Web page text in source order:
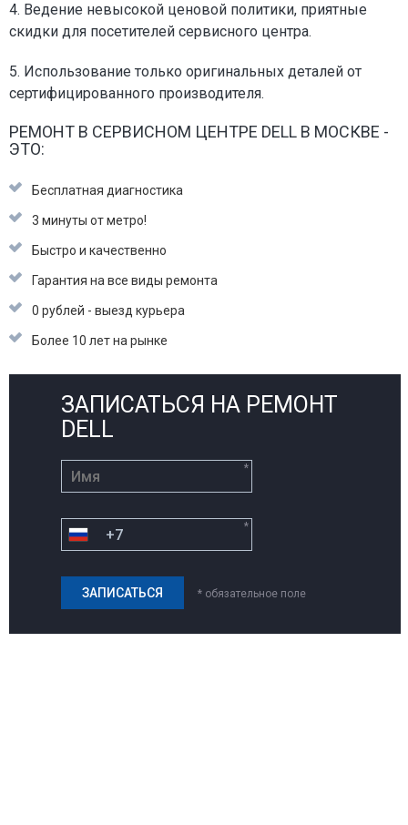
4. Ведение невысокой ценовой политики, приятные
скидки для посетителей сервисного центра.
5. Использование только оригинальных деталей от
сертифицированного производителя.
РЕМОНТ В СЕРВИСНОМ ЦЕНТРЕ DELL В МОСКВЕ -
ЭТО:
Бесплатная диагностика
3 минуты от метро!
Быстро и качественно
Гарантия на все виды ремонта
0 рублей - выезд курьера
Более 10 лет на рынке
ЗАПИСАТЬСЯ НА РЕМОНТ
DELL
*
*
* обязательное поле